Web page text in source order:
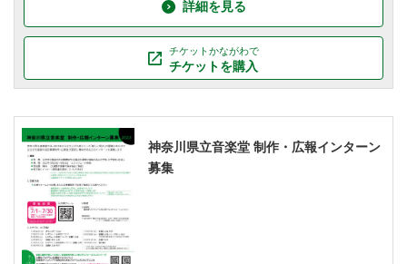
詳細を見る
チケットかながわで
チケットを購入
神奈川県立音楽堂 制作・広報インターン
募集